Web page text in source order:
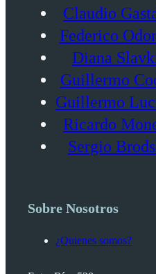
Claudio
Federico
Diana
Guillermo
Guillermo
Ricardo
Sergio
Sobre Nosotros
¿Quienes somos?